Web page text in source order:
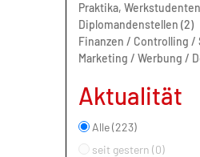
Praktika,
Diplomandenstellen (2)
Finanzen / Controlling /
Marketing / Werbung /
Aktualität
Alle (223)
seit gestern (0)